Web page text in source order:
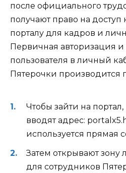
после официального
получают право на
порталу для кадров и
Первичная авторизация и
пользователя в личный
Пятерочки производится
Чтобы зайти на портал,
вводят адрес:
используется прямая
Затем открывают зону
для сотрудников